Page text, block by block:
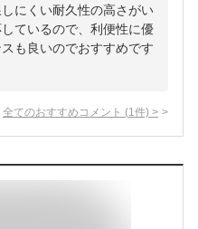
にくい耐久性の高さがい
ているので、利便性に優
も良いのでおすすめです
全てのおすすめコメント (1 件) >